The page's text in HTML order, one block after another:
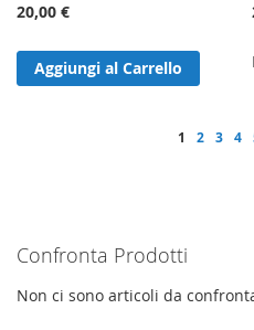
20,00 €
Aggiungi al Carrello
Pagina
1 Pagina
2 3 4
Confronta Prodotti
Non ci sono articoli da